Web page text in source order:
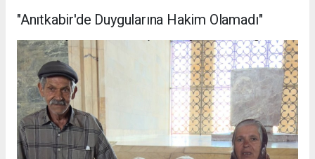
"Anıtkabir'de Duygularına Hakim Olamadı"